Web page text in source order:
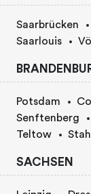
Saarbrücken
Saarlouis
Potsdam
Senftenberg
Teltow
SACHSEN